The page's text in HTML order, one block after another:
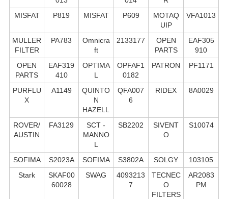
MISFAT P819 MISFAT P609
MOTAQ
UIP
VFA1013
MULLER
FILTER
PA783
Omnicra
ft
2133177
OPEN
PARTS
EAF305
910
OPEN
PARTS
EAF319
410
OPTIMA
L
OPFAF1
0182
PATRON PF1171
PURFLU
X
A1149
QUINTO
N
HAZELL
QFA007
6
RIDEX 8A0029
ROVER/
AUSTIN
FA3129
SCT -
MANNO
L
SB2202
SIVENT
O
S10074
SOFIMA S2023A SOFIMA S3802A SOLGY
103105
Stark
SKAF00
60028
SWAG
4093213
7
TECNEC
O
FILTERS
AR2083
PM